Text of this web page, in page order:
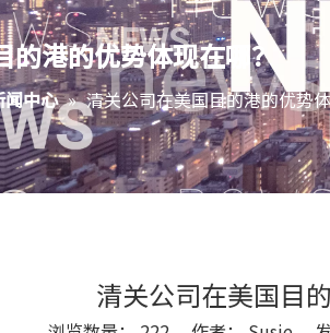
的港的优势体现在哪？
闻中心 » 清关公司在美国目的港的优势
清关公司在美国目